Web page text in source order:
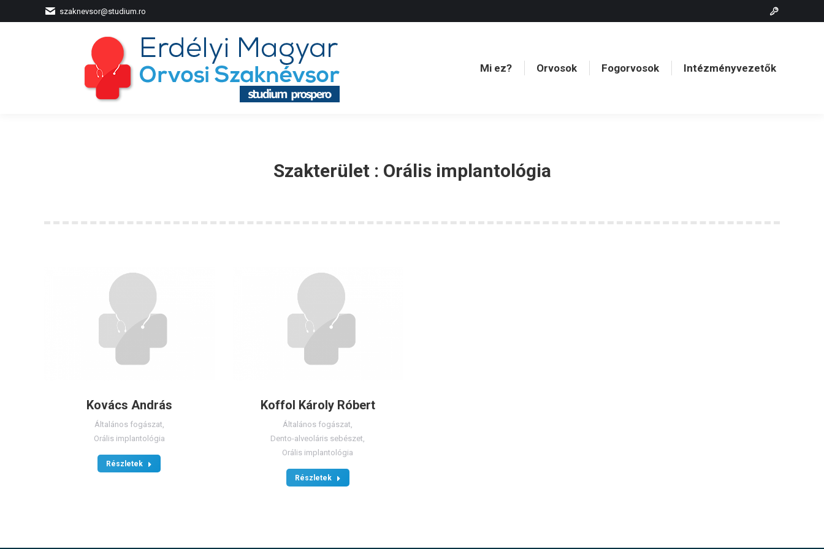
szaknevsor@studium.ro
Mi ez? Orvosok Fogorvosok Intézményvezetők
Szakterület : Orális implantológia
Kovács András
Általános fogászat
Orális implantológia
Részletek
Koffol Károly Róbert
Általános fogászat
Dento-alveoláris sebészet
Orális implantológia
Részletek
Mi ez? Orvosok Fogorvosok Intézményvezetők